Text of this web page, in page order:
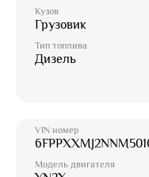
Кузов
Грузовик
Тип топлива
Дизель
VIN номер
Модель двигателя